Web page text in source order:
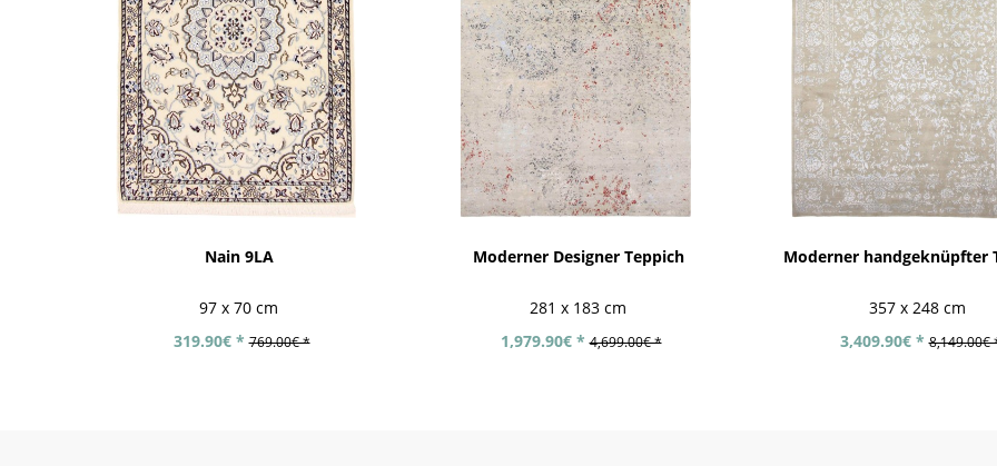
Nain 9LA
97 x 70 cm
319.90€ * 769.00€ *
Moderner Designer Teppich
281 x 183 cm
1,979.90€ * 4,699.00€ *
Moderner handgeknüpfter
357 x 248 cm
3,409.90€ * 8,149.00€